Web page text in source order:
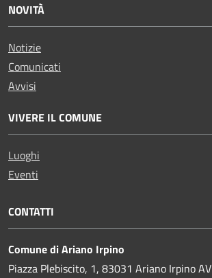
NOVITÀ
Notizie
Comunicati
Avvisi
VIVERE IL COMUNE
Luoghi
Eventi
CONTATTI
Comune di Ariano Irpino
Piazza Plebiscito, 1, 83031 Ariano Irpino AV